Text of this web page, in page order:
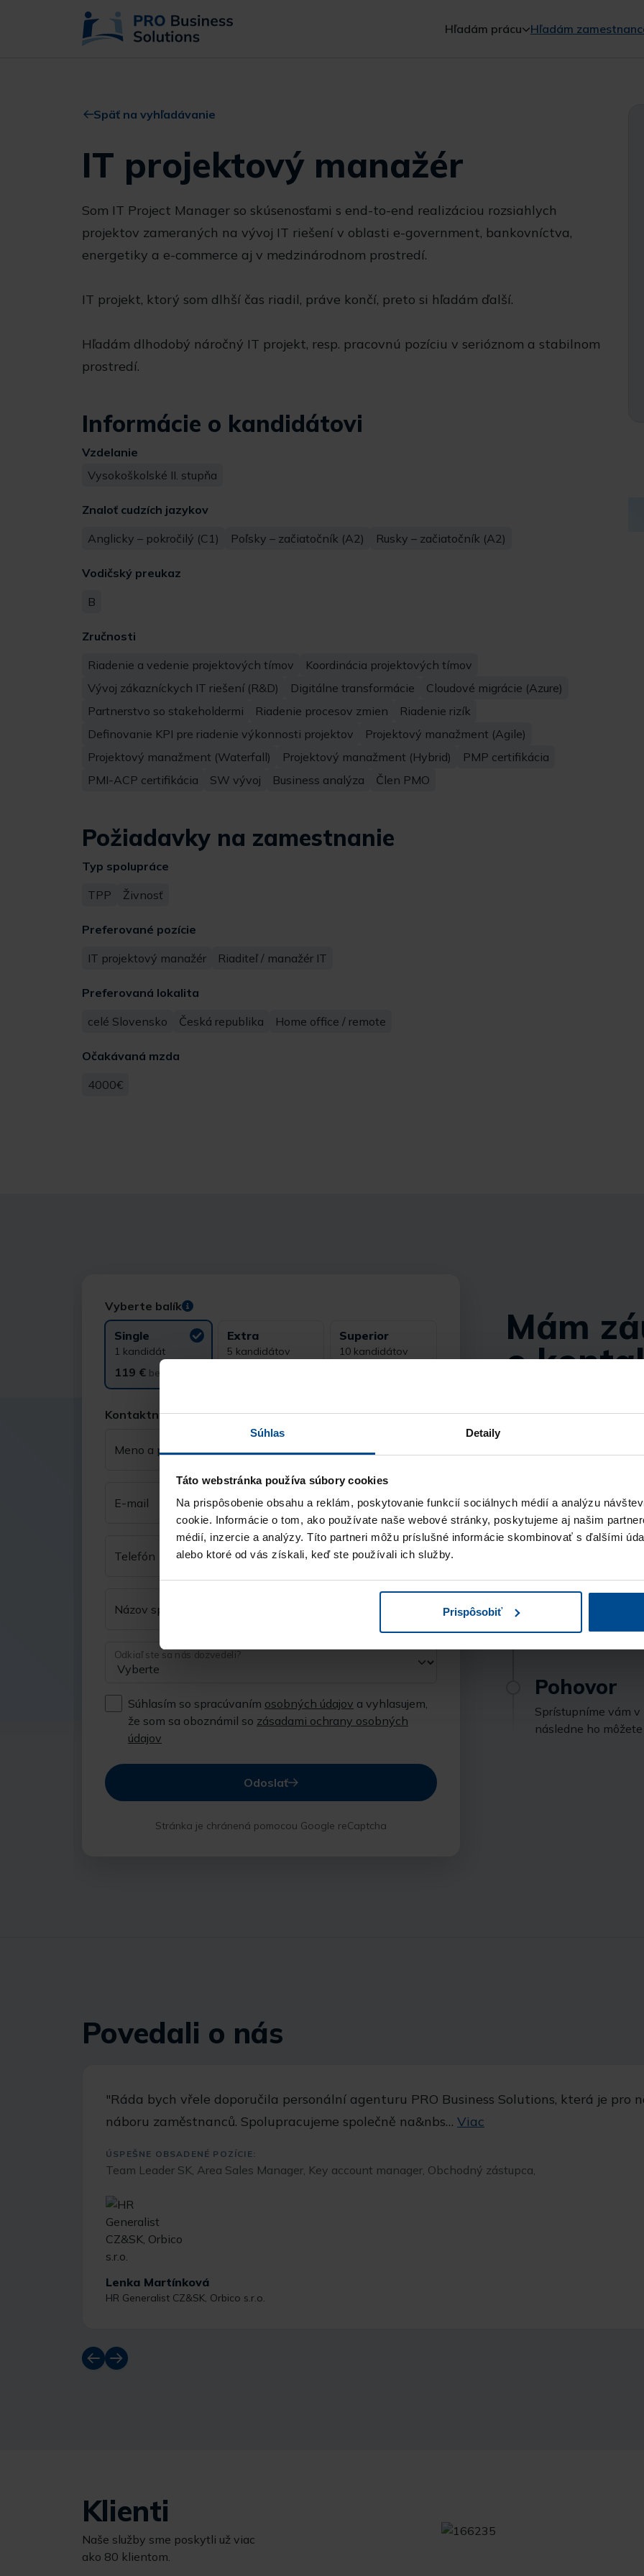
Súhlas Detaily
Táto webstránka používa súbory cookies
Na prispôsobenie obsahu a reklám, poskytovanie funkcií sociálnych médií a analýzu
cookie. Informácie o tom, ako používate naše webové stránky, poskytujeme aj našim
médií, inzercie a analýzy. Títo partneri môžu príslušné informácie skombinovať s ďalšími
alebo ktoré od vás získali, keď ste používali ich služby.
Prispôsobiť
Hľadám prácu Hľadám
Späť na vyhľadávanie
IT projektový manažér
Som IT Project Manager so skúsenosťami s end-to-end realizáciou rozsiahlych
projektov zameraných na vývoj IT riešení v oblasti e-government, bankovníctva,
energetiky a e-commerce aj v medzinárodnom prostredí.
IT projekt, ktorý som dlhší čas riadil, práve končí, preto si hľadám ďalší.
Hľadám dlhodobý náročný IT projekt, resp. pracovnú pozíciu v serióznom a stabilnom
prostredí.
Informácie o kandidátovi
Vzdelanie
Vysokoškolské II. stupňa
Znaloť cudzích jazykov
Anglicky – pokročilý (C1)
Poľsky – začiatočník (A2) Rusky – začiatočník (A2)
Vodičský preukaz
B
Zručnosti
Riadenie a vedenie projektových tímov
Koordinácia projektových tímov
Vývoj zákazníckych IT riešení (R&D)
Digitálne transformácie
Cloudové migrácie (Azure)
Partnerstvo so stakeholdermi
Riadenie procesov zmien
Riadenie rizík
Definovanie KPI pre riadenie výkonnosti projektov
Projektový manažment (Agile)
Projektový manažment (Waterfall)
Projektový manažment (Hybrid)
PMP certifikácia
PMI-ACP certifikácia
SW vývoj Business analýza Člen PMO
Požiadavky na zamestnanie
Typ spolupráce
TPP
Živnosť
Preferované pozície
IT projektový manažér
Riaditeľ / manažér IT
Preferovaná lokalita
celé Slovensko
Česká republika Home office / remote
Očakávaná mzda
4000€
Vyberte balík
Single
1 kandidát
119 € bez DPH
Extra
5 kandidátov
Superior
10 kandidátov
Kontaktné údaje
Meno a priezvisko
E-mail
Telefón
Názov spoločnosti
Odkiaľ ste sa nás dozvedeli?
Súhlasím so spracúvaním osobných údajov a vyhlasujem,
že som sa oboznámil so zásadami ochrany osobných
údajov
Odoslať
Stránka je chránená pomocou Google reCaptcha
Mám
o
Vyplňte
Vyberte si balík
kontaktovať, a
vám príde
nazáväznú
Kontakt
V krátkom čase
objednávky a
záujem o vašu
Pohovor
Sprístupníme vám
následne ho
Povedali o nás
"Ráda bych vřele doporučila personální agenturu PRO Business Solutions, která je pro
náboru zaměstnanců. Spolupracujeme společně na&nbs… Viac
ÚSPEŠNE OBSADENÉ POZÍCIE:
Team Leader SK, Area Sales Manager, Key account manager, Obchodný zástupca,
Lenka Martínková
HR Generalist CZ&SK, Orbico s.r.o.
Klienti
Naše služby sme poskytli už viac
ako 80 klientom.